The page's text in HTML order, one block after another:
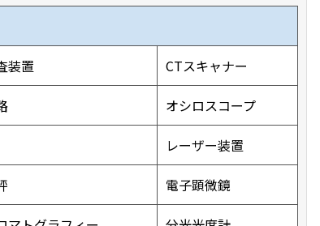
装置 CTスキャナー
オシロスコープ
レーザー装置
電子顕微鏡